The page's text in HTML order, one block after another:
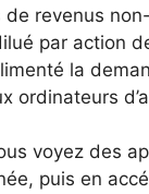
de revenus
par action
la
ordinateurs
voyez des
puis en